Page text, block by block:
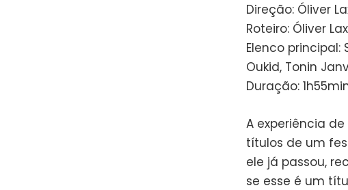
Direção: Óliver
Roteiro: Óliver
Elenco principal:
Oukid, Tonin
Duração:
A experiência
títulos de um
ele já passou,
se esse é um